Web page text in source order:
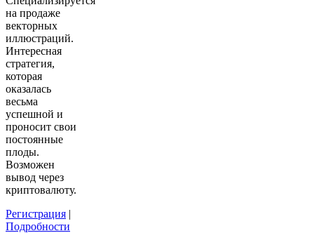
на продаже
векторных
иллюстраций.
Интересная
стратегия,
которая
оказалась
весьма
успешной и
проносит свои
постоянные
плоды.
Возможен
вывод через
криптовалюту.
Регистрация |
Подробности